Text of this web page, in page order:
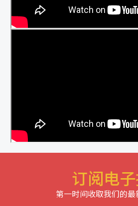
订阅电
第一时间收取我们的最